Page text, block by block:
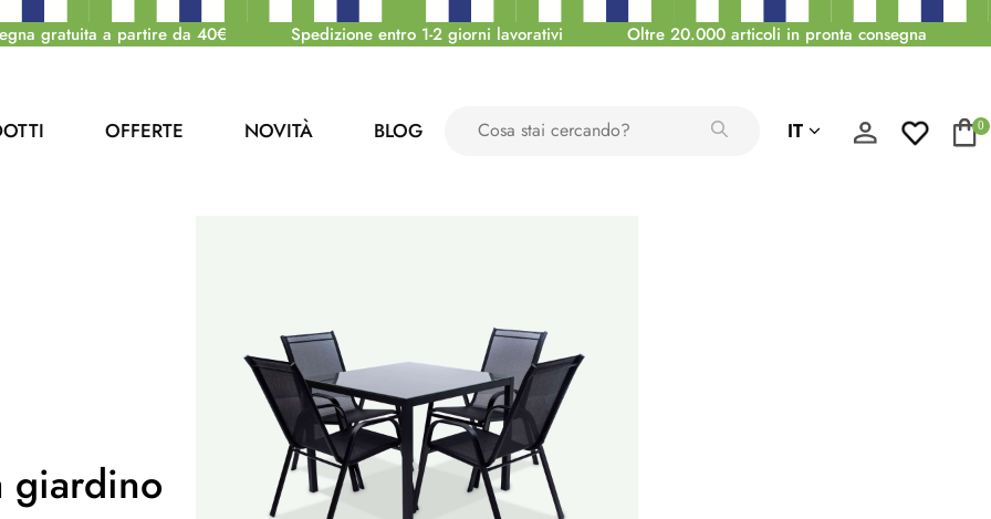
gratuita a partire da 40€ Spedizione entro 1-2 giorni lavorativi Oltre 20.000 articoli in pronta consegna
OFFERTE NOVITÀ BLOG IT 0
giardino